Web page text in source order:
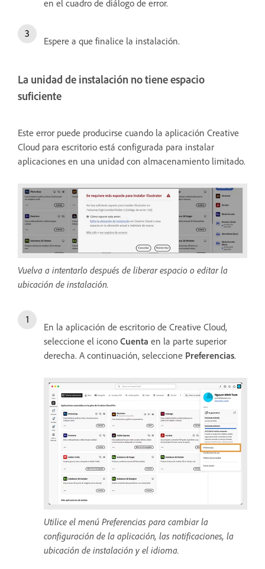
en el cuadro de diálogo de error.
Espere a que finalice la instalación.
La unidad de instalación no tiene espacio
suficiente
Este error puede producirse cuando la aplicación Creative
Cloud para escritorio está configurada para instalar
aplicaciones en una unidad con almacenamiento limitado.
Vuelva a intentarlo después de liberar espacio o editar la
ubicación de instalación.
En la aplicación de escritorio de Creative Cloud,
seleccione el icono Cuenta en la parte superior
derecha. A continuación, seleccione Preferencias.
Utilice el menú Preferencias para cambiar la
configuración de la aplicación, las notificaciones, la
ubicación de instalación y el idioma.